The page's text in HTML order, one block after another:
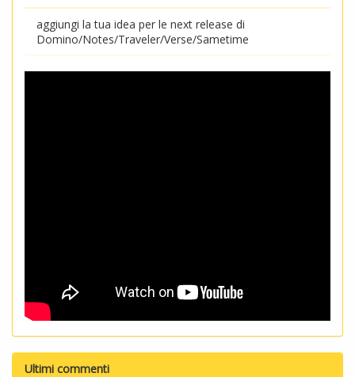
aggiungi la tua idea per le next release di
Domino/Notes/Traveler/Verse/Sametime
Ultimi commenti